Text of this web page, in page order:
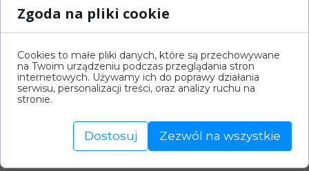
Zgoda na pliki cookie
Cookies to małe pliki danych, które są przechowywane
na Twoim urządzeniu podczas przeglądania stron
internetowych. Używamy ich do poprawy działania
serwisu, personalizacji treści, oraz analizy ruchu na
stronie.
Dostosuj Zezwól na wszystkie